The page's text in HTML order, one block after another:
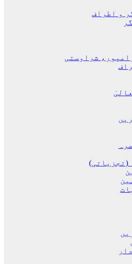
و اطراف
شراوستی
(تجزیاتی)